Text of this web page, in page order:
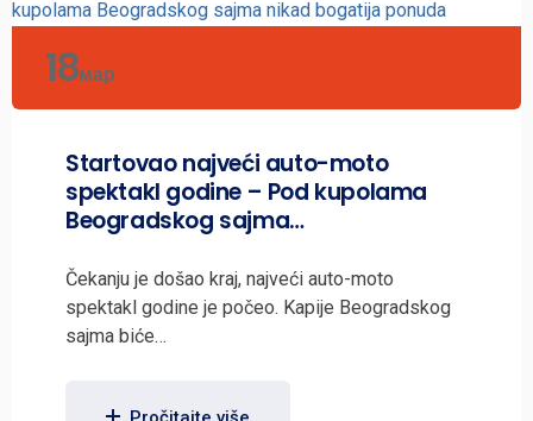
18мар
Startovao najveći auto-moto
spektakl godine – Pod kupolama
Beogradskog sajma…
Čekanju je došao kraj, najveći auto-moto
spektakl godine je počeo. Kapije Beogradskog
sajma biće…